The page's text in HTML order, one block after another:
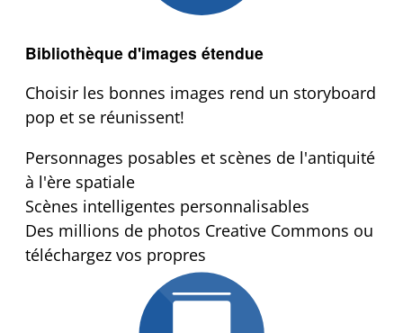
Bibliothèque d'images étendue
Choisir les bonnes images rend un storyboard
pop et se réunissent!
Personnages posables et scènes de l'antiquité
à l'ère spatiale
Scènes intelligentes personnalisables
Des millions de photos Creative Commons ou
téléchargez vos propres